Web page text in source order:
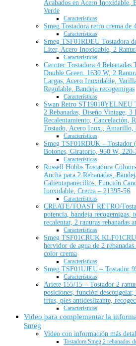
Acabados en Acero Inoxidable,
Verde
Características
Smeg Tostadora retro crema de
Características
Smeg TSF01RDEU Tostadora
Liter, Acero Inoxidable, 2
Características
Cecotec Tostadora 4 Rebanadas
Double Green. 1630 W, 2
Largas, Acero Inoxidable,
Regulable, Bandeja recogemigas
Características
Swan Retro ST19010YELNEU
2 Rebanadas, Diseño Vintage, 3
Recalentamiento, Cancelación,
Tostado, Acero Inox., Amarillo,
Características
Smeg TSF01RDUK – Tostador
Botones, Giratorio, 950 W,
Características
Russell Hobbs Tostadora
Ancha para 2 Rebanadas,
Calientapanecillos, Función
Inoxidable, Crema – 21395-56
Características
CREATE/TOAST RETRO/
potencia, bandeja recogemigas,
recalentar, 2 ranuras rebanadas
Características
Smeg TSF01CRUK
hervidor de agua de 2
color crema
Características
Smeg TSF01UJEU – Tostador
Características
Ariete 155/15 – Tostador 2
posiciones, función descongelar,
frías, pies antideslizante,
Características
Video para complementar la
Smeg
Video con información más
Tostadora Smeg 2 rebanadas